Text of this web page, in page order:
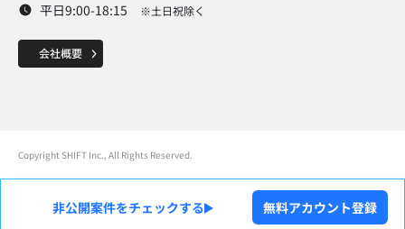
平日9:00-18:15
※土日祝除く
Copyright SHIFT Inc., All Rights Reserved.
非公開案件をチェックする 無料アカウント登録